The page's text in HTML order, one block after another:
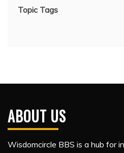
Topic Tags
ABOUT US
Wisdomcircle BBS is a hub for